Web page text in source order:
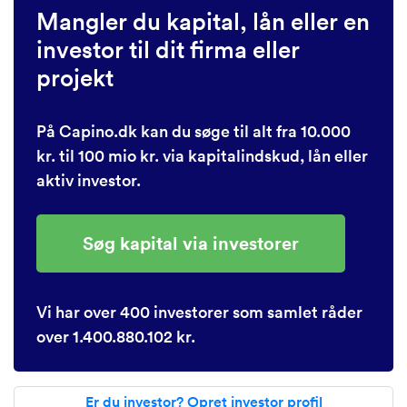
Mangler du kapital, lån eller en
investor til dit firma eller
projekt
På Capino.dk kan du søge til alt fra 10.000
kr. til 100 mio kr. via kapitalindskud, lån eller
aktiv investor.
Søg kapital via investorer
Vi har over 400 investorer som samlet råder
over 1.400.880.102 kr.
Er du investor? Opret investor profil